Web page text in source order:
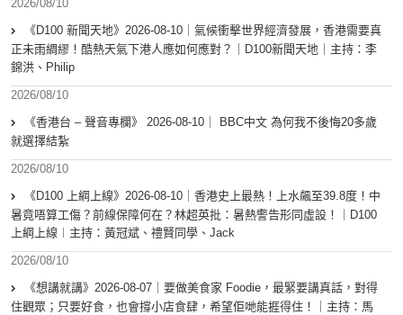
2026/08/10
《D100 新聞天地》2026-08-10｜氣候衝擊世界經濟發展，香港需要真
正未雨綢繆！酷熱天氣下港人應如何應對？｜D100新聞天地｜主持：李
錦洪、Philip
2026/08/10
《香港台 – 聲音專欄》 2026-08-10｜ BBC中文 為何我不後悔20多歲
就選擇結紮
2026/08/10
《D100 上綱上線》2026-08-10｜香港史上最熱！上水飆至39.8度！中
暑竟唔算工傷？前線保障何在？林超英批：暑熱警告形同虛設！｜D100
上綱上線︱主持：黃冠斌、禮賢同學、Jack
2026/08/10
《想講就講》2026-08-07｜要做美食家 Foodie，最緊要講真話，對得
住觀眾；只要好食，也會撐小店食肆，希望佢哋能捱得住！｜主持：馬